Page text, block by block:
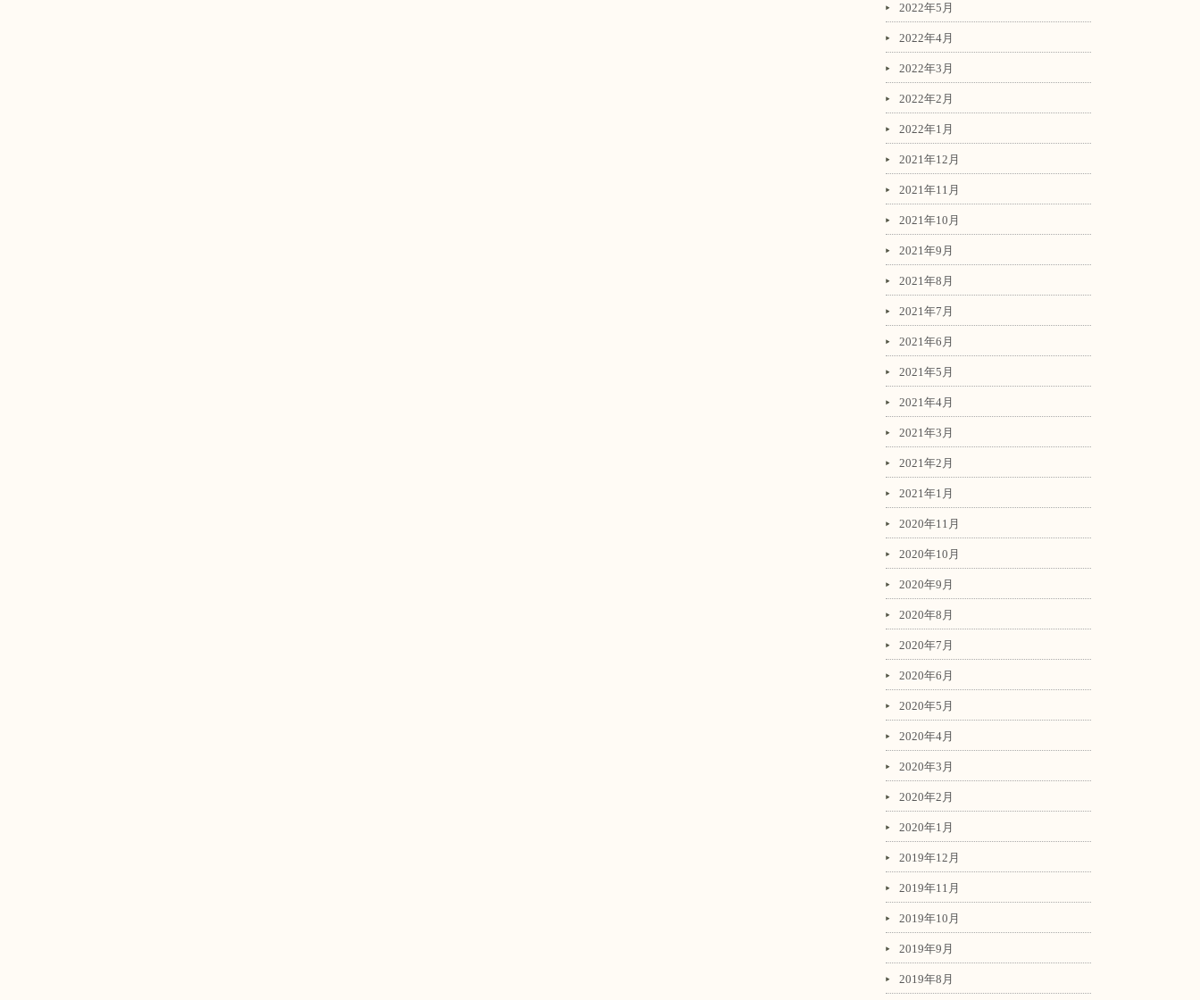
2022年5月
2022年4月
2022年3月
2022年2月
2022年1月
2021年12月
2021年11月
2021年10月
2021年9月
2021年8月
2021年7月
2021年6月
2021年5月
2021年4月
2021年3月
2021年2月
2021年1月
2020年11月
2020年10月
2020年9月
2020年8月
2020年7月
2020年6月
2020年5月
2020年4月
2020年3月
2020年2月
2020年1月
2019年12月
2019年11月
2019年10月
2019年9月
2019年8月